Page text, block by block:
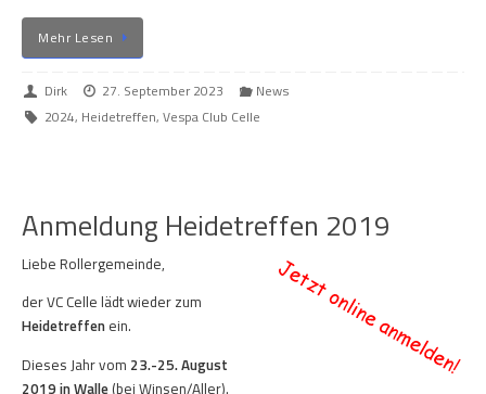
Mehr Lesen
Dirk 27. September 2023
News
2024, Heidetreffen, Vespa Club Celle
Anmeldung Heidetreffen 2019
Liebe Rollergemeinde,
der VC Celle lädt wieder zum
Heidetreffen ein.
Dieses Jahr vom 23.-25. August
2019 in Walle (bei Winsen/Aller).